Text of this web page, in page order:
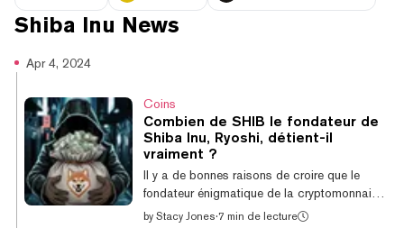
Shiba Inu News
Apr 4, 2024
Coins
Combien de SHIB le fondateur de
Shiba Inu, Ryoshi, détient-il
vraiment ?
Il y a de bonnes raisons de croire que le
fondateur énigmatique de la cryptomonnaie
mème Shiba Inu, «Ryoshi», détient 10% de
by Stacy Jones·7 min de lecture